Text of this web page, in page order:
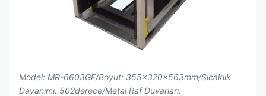
Model: MR-6603GF/Boyut: 355x320x563mm/Sıcaklık
Dayanımı: 502derece/Metal Raf Duvarları.